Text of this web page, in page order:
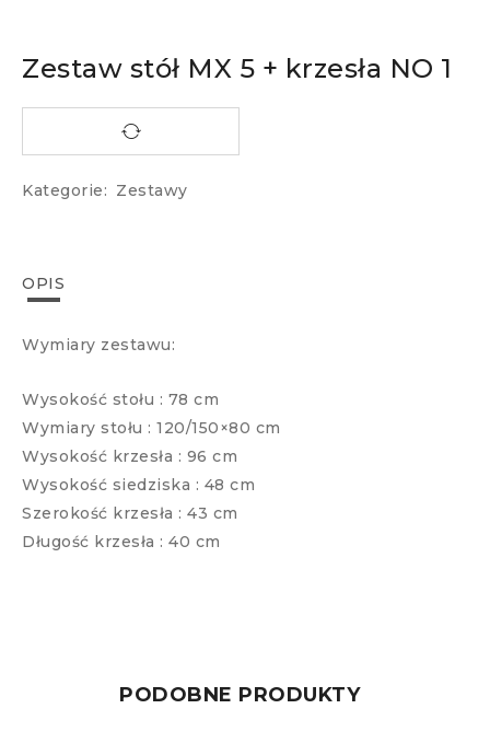
Zestaw stół MX 5 + krzesła NO 1
Kategorie: Zestawy
OPIS
Wymiary zestawu:
Wysokość stołu : 78 cm
Wymiary stołu : 120/150×80 cm
Wysokość krzesła : 96 cm
Wysokość siedziska : 48 cm
Szerokość krzesła : 43 cm
Długość krzesła : 40 cm
PODOBNE PRODUKTY